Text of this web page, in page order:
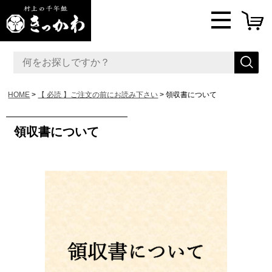
HOME 【 必読 】ご注文の前にお読み下さい 領収書について
領収書について